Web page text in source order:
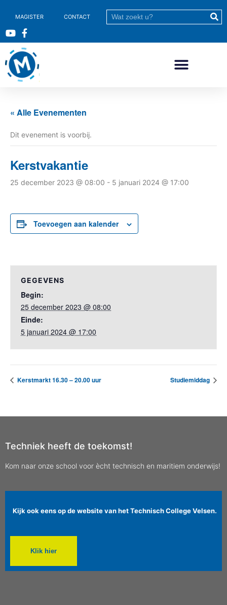
MAGISTER CONTACT
« Alle Evenementen
Dit evenement is voorbij.
Kerstvakantie
25 december 2023 @ 08:00 - 5 januari 2024 @ 17:00
Toevoegen aan kalender
GEGEVENS
Begin:
25 december 2023 @ 08:00
Einde:
5 januari 2024 @ 17:00
Kerstmarkt 16.30 – 20.00 uur Studiemiddag
Techniek heeft de toekomst!
Kom naar onze school voor ècht technisch en maritiem onderwijs!
Kijk ook eens op de website van het Technisch College Velsen.
Klik hier